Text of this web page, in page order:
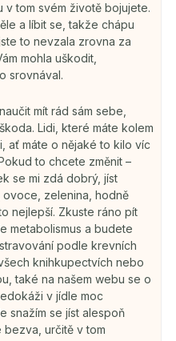
tom svém životě bojujete.
a líbit se, takže chápu
to nevzala zrovna za
mohla uškodit,
srovnával.
mít rád sám sebe,
Lidi, které máte kolem
ať máte o nějaké to kilo víc
to chcete změnit –
se mi zdá dobrý, jíst
zelenina, hodně
nejlepší. Zkuste ráno pít
metabolismus a budete
podle krevních
knihkupectvích nebo
také na našem webu se o
v jídle moc
snažím se jíst alespoň
určitě v tom